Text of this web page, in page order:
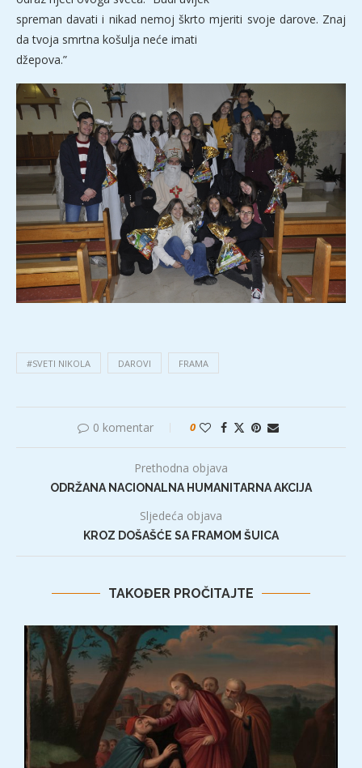
spreman davati i nikad nemoj škrto mjeriti svoje darove. Znaj
da tvoja smrtna košulja neće imati
džepova.”
#SVETI NIKOLA DAROVI FRAMA
0 komentar 0
Prethodna objava
ODRŽANA NACIONALNA HUMANITARNA AKCIJA
Sljedeća objava
KROZ DOŠAŠĆE SA FRAMOM ŠUICA
TAKOĐER PROČITAJTE